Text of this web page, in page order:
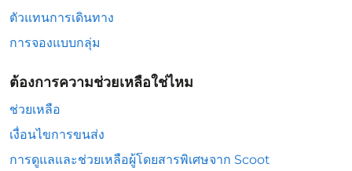
ตัวแทนการเดินทาง
การจองแบบกลุ่ม
ต้องการความช่วยเหลือใช่ไหม
ช่วยเหลือ
เงื่อนไขการขนส่ง
การดูแลและช่วยเหลือผู้โดยสารพิเศษจาก Scoot